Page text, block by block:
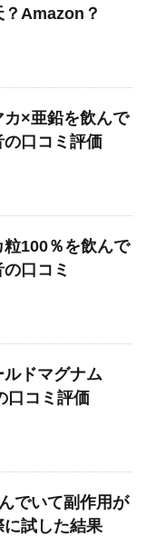
Amazon？
×亜鉛を飲んで
口コミ評価
100％を飲んで
口コミ
ドマグナム
口コミ評価
でいて副作用が
試した結果